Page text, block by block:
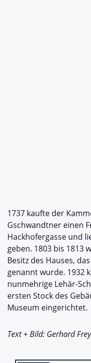
1737 kaufte der
Gschwandtner einen
Hackhofergasse und
geben. 1803 bis 1813
Besitz des Hauses,
genannt wurde. 1932
nunmehrige Lehär-
ersten Stock des
Museum eingerichtet.
Text + Bild: Gerhard Frey